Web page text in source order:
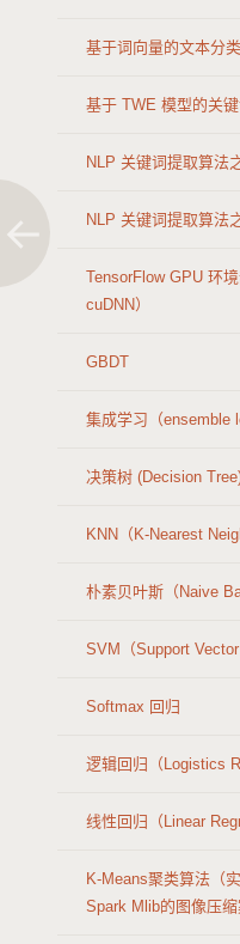
基于词向量的文本分
基于 TWE 模型的关
NLP 关键词提取算法
NLP 关键词提取算法
TensorFlow GPU 环
cuDNN）
GBDT
集成学习（ensemble
决策树 (Decision
KNN（K-Nearest
朴素贝叶斯（Naive
SVM（Support Vector
Softmax 回归
逻辑回归（Logistics
线性回归（Linear
K-Means聚类算法（
Spark Mlib的图像压缩